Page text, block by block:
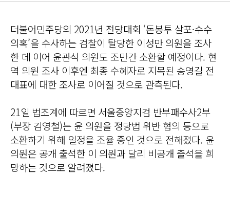
더불어민주당의 2021년 전당대회 ‘돈봉투 살포·수수
의혹’을 수사하는 검찰이 탈당한 이성만 의원을 조사
한 데 이어 윤관석 의원도 조만간 소환할 예정이다. 현
역 의원 조사 이후엔 최종 수혜자로 지목된 송영길 전
대표에 대한 조사로 이어질 것으로 관측된다.
21일 법조계에 따르면 서울중앙지검 반부패수사2부
(부장 김영철)는 윤 의원을 정당법 위반 혐의 등으로
소환하기 위해 일정을 조율 중인 것으로 전해졌다. 윤
의원은 공개 출석한 이 의원과 달리 비공개 출석을 희
망하는 것으로 알려졌다.